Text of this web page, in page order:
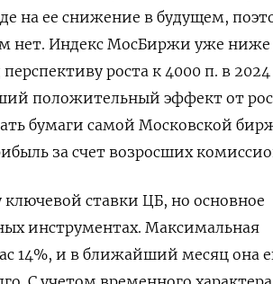
на ее снижение в будущем,
Индекс МосБиржи уже ниже
роста к 4000 п. в 2024
положительный эффект от
бумаги самой Московской
за счет возросших
ставки ЦБ, но основное
инструментах. Максимальная
14%, и в ближайший месяц она